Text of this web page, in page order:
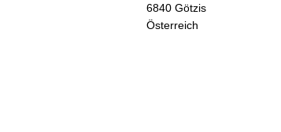
6840 Götzis
Österreich